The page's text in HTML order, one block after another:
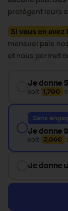
protègent leurs
Si vous en
mensuel paie
et nous permet
Je donne
soit 1,70€
Sans
Je donne
soit 3,06€
Je donne